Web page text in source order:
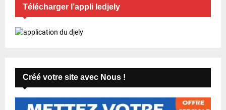
Télécharger l’appli ledjely
Créé votre site avec Nous !